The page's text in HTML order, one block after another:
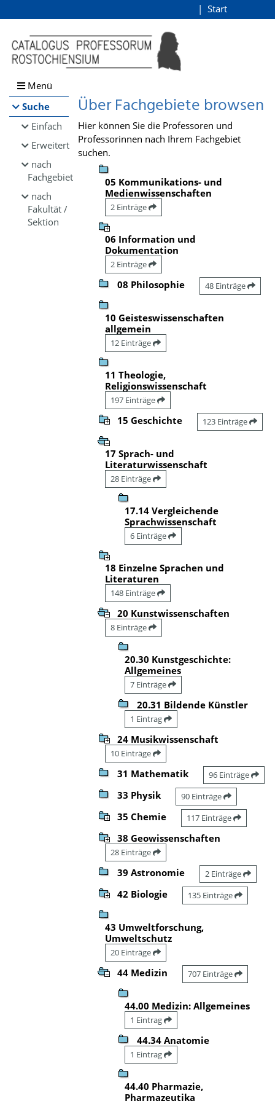
Browsen
direkt zum Inhalt
Start
Menü
Suche
Einfach
Erweitert
nach
Fachgebiet
nach
Fakultät /
Sektion
Über Fachgebiete browsen
Hier können Sie die Professoren und
Professorinnen nach Ihrem Fachgebiet
suchen.
05 Kommunikations- und
Medienwissenschaften
2 Einträge
06 Information und
Dokumentation
2 Einträge
08 Philosophie 48 Einträge
10 Geisteswissenschaften
allgemein
12 Einträge
11 Theologie,
Religionswissenschaft
197 Einträge
15 Geschichte 123 Einträge
17 Sprach- und
Literaturwissenschaft
28 Einträge
17.14 Vergleichende
Sprachwissenschaft
6 Einträge
18 Einzelne Sprachen und
Literaturen
148 Einträge
20 Kunstwissenschaften
8 Einträge
20.30 Kunstgeschichte:
Allgemeines
7 Einträge
20.31 Bildende Künstler
1 Eintrag
24 Musikwissenschaft
10 Einträge
31 Mathematik 96 Einträge
33 Physik 90 Einträge
35 Chemie 117 Einträge
38 Geowissenschaften
28 Einträge
39 Astronomie 2 Einträge
42 Biologie 135 Einträge
43 Umweltforschung,
Umweltschutz
20 Einträge
44 Medizin 707 Einträge
44.00 Medizin: Allgemeines
1 Eintrag
44.34 Anatomie
1 Eintrag
44.40 Pharmazie,
Pharmazeutika